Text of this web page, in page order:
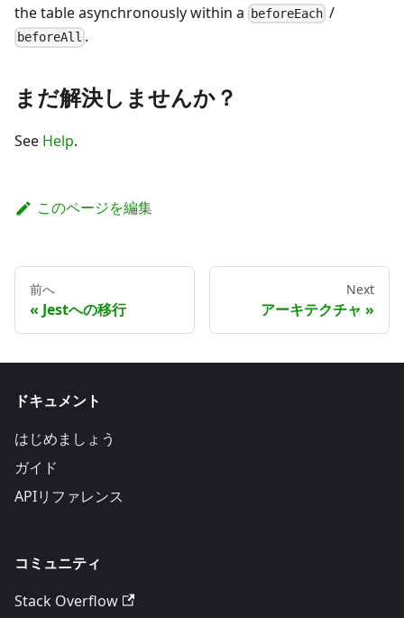
the table asynchronously within a
beforeEach /
beforeAll .
まだ解決しませんか？
See Help.
このページを編集
前へ
Jestへの移行
Next
アーキテクチャ
ドキュメント
はじめましょう
ガイド
APIリファレンス
コミュニティ
Stack Overflow